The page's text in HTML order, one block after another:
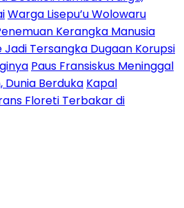
Warga Lisepu’u Wolowaru
Kerangka Manusia
Jadi Tersangka Dugaan Korupsi
Paus Fransiskus Meninggal
Dunia Berduka Kapal
Floreti Terbakar di